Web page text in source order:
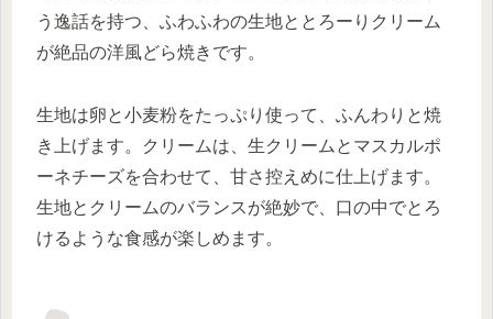
う逸話を持つ、ふわふわの生地ととろーりクリーム
が絶品の洋風どら焼きです。
生地は卵と小麦粉をたっぷり使って、ふんわりと焼
き上げます。クリームは、生クリームとマスカルポ
ーネチーズを合わせて、甘さ控えめに仕上げます。
生地とクリームのバランスが絶妙で、口の中でとろ
けるような食感が楽しめます。